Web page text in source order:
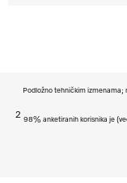
Podložno tehničkim izmenama;
2
98% anketiranih korisnika je